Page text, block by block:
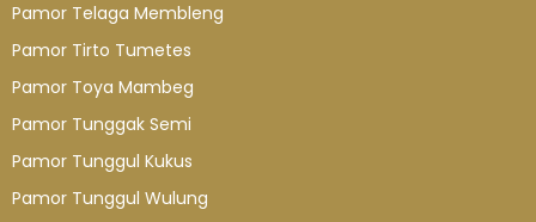
Pamor Telaga Membleng
Pamor Tirto Tumetes
Pamor Toya Mambeg
Pamor Tunggak Semi
Pamor Tunggul Kukus
Pamor Tunggul Wulung